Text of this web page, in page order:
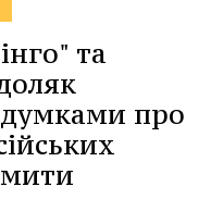
та
думками про